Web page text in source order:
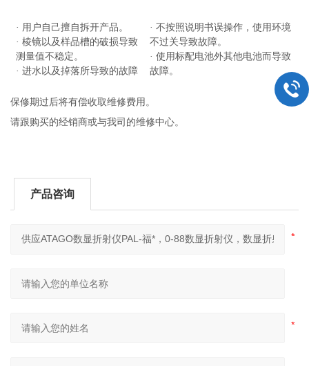
· 用户自己擅自拆开产品。
· 棱镜以及样品槽的破损导致
测量值不稳定。
· 进水以及掉落所导致的故障
· 不按照说明书误操作，使用环境
不过关导致故障。
· 使用标配电池外其他电池而导致
故障。
保修期过后将有偿收取维修费用。
请跟购买的经销商或与我司的维修中心。
产品咨询